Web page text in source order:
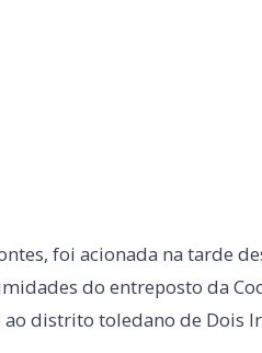
menos três bitrens que